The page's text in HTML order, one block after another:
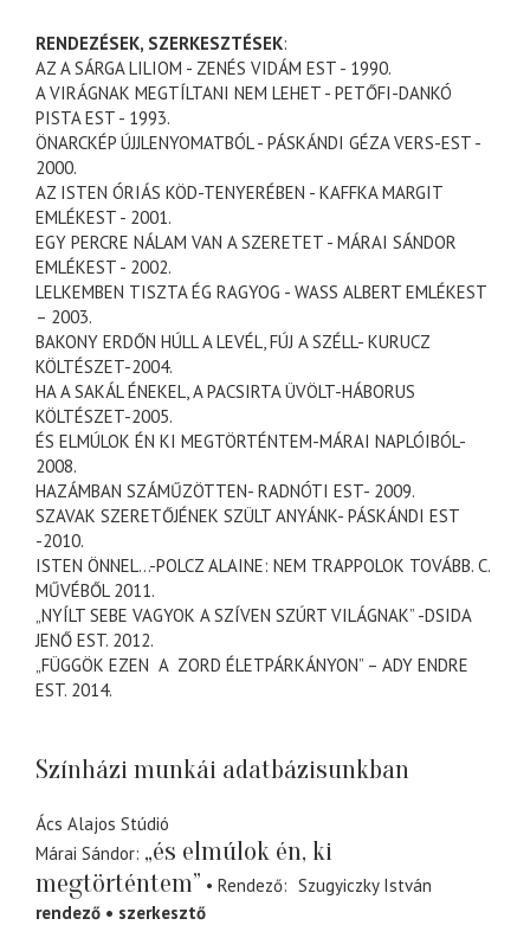
RENDEZÉSEK, SZERKESZTÉSEK:
AZ A SÁRGA LILIOM - ZENÉS VIDÁM EST - 1990.
A VIRÁGNAK MEGTÍLTANI NEM LEHET - PETŐFI-DANKÓ
PISTA EST - 1993.
ÖNARCKÉP ÚJJLENYOMATBÓL- PÁSKÁNDI GÉZA VERS-EST -
2000.
AZ ISTEN ÓRIÁS KÖD-TENYERÉBEN - KAFFKAMARGIT
EMLÉKEST - 2001.
EGY PERCRE NÁLAM VAN A SZERETET - MÁRAI SÁNDOR
EMLÉKEST - 2002.
LELKEMBEN TISZTA ÉG RAGYOG - WASS ALBERT EMLÉKEST
– 2003.
BAKONY ERDŐN HÚLLA LEVÉL, FÚJ A SZÉLL- KURUCZ
KÖLTÉSZET-2004.
HA A SAKÁL ÉNEKEL, A PACSIRTA ÜVÖLT-HÁBORUS
KÖLTÉSZET-2005.
ÉS ELMÚLOK ÉN KI MEGTÖRTÉNTEM-MÁRAI NAPLÓIBÓL-
2008.
HAZÁMBAN SZÁMŰZÖTTEN- RADNÓTI EST- 2009.
SZAVAK SZERETŐJÉNEK SZÜLT ANYÁNK- PÁSKÁNDI EST
-2010.
ISTEN ÖNNEL…-POLCZ ALAINE: NEM TRAPPOLOK TOVÁBB. C.
MŰVÉBŐL 2011.
„NYÍLT SEBE VAGYOK A SZÍVEN SZÚRT VILÁGNAK” -DSIDA
JENŐ EST. 2012.
„FÜGGÖK EZEN A ZORD ÉLETPÁRKÁNYON” – ADY ENDRE
EST. 2014.
Színházi munkái adatbázisunkban
Ács Alajos Stúdió
Márai Sándor „és elmúlok én, ki
megtörténtem”
Rendező
Szugyiczky István
rendező
szerkesztő